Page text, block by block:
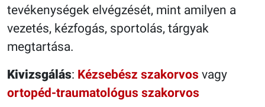
tevékenységek elvégzését, mint amilyen a
vezetés, kézfogás, sportolás, tárgyak
megtartása.
Kivizsgálás: Kézsebész szakorvos vagy
ortopéd-traumatológus szakorvos